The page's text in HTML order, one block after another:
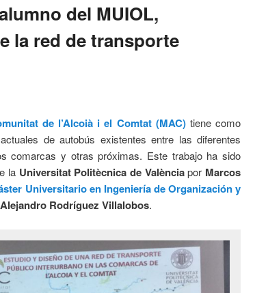
del MUIOL,
la red de transporte
de l’Alcoià i el Comtat (MAC)tiene como
de autobús existentes entre las diferentes
comarcas y otras próximas. Este trabajo ha sido
la Universitat Politècnica de Valènciapor Marcos
Universitario en Ingeniería de Organización y
Alejandro Rodríguez Villalobos.